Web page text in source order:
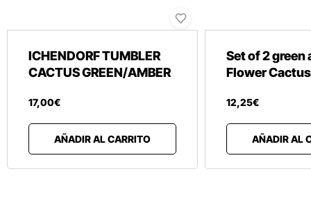
ICHENDORF TUMBLER
CACTUS GREEN/AMBER
17,00€
AÑADIR AL CARRITO
Set of 2 green
Flower
12,25€
AÑADIR AL